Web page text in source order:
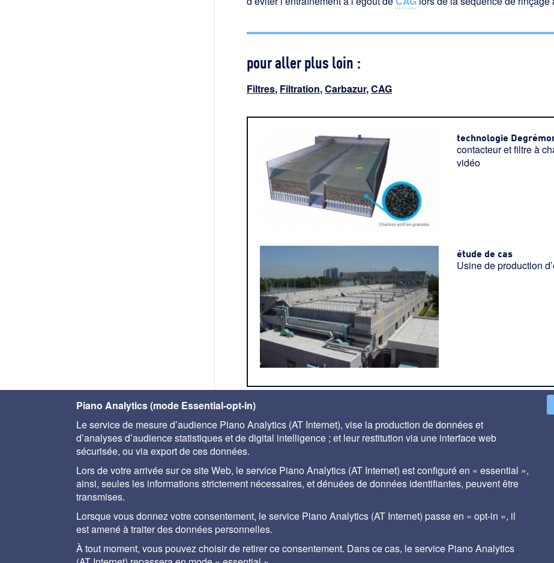
pour aller plus loin :
Filtres, Filtration,Carbazur,CAG
technologie
contacteur et filtre à
vidéo
étude de cas
Usine de production
< filtres bi-couches médiazur
A propos Aide
Le Memento Degrémont® de SUEZ met à disposition des praticiens du traitement de l'eau, les bases des
ainsi que des solutions degremont® appliquées aux filières de traitement et adaptées à chaque
Piano Analytics (mode Essential-opt-in)
Le service de mesure d’audience Piano Analytics (AT Internet), vise la production de données et
d’analyses d’audience statistiques et de digital intelligence ; et leur restitution via une interface web
sécurisée, ou via export de ces données.
Lors de votre arrivée sur ce site Web, le service Piano Analytics (AT Internet) est configuré en « essential »,
ainsi, seules les informations strictement nécessaires, et dénuées de données identifiantes, peuvent être
transmises.
Lorsque vous donnez votre consentement, le service Piano Analytics (AT Internet) passe en « opt-in », il
est amené à traiter des données personnelles.
À tout moment, vous pouvez choisir de retirer ce consentement. Dans ce cas, le service Piano Analytics